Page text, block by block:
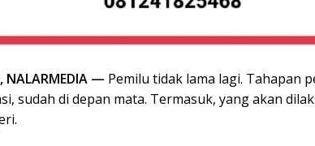
NALARMEDIA — Pemilu tidak lama lagi. Tahapan
sudah di depan mata. Termasuk, yang akan